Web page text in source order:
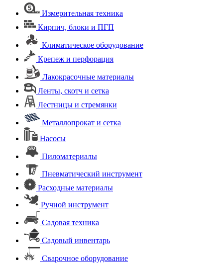
Измерительная техника
Кирпич, блоки и ПГП
Климатическое оборудование
Крепеж и перфорация
Лакокрасочные материалы
Ленты, скотч и сетка
Лестницы и стремянки
Металлопрокат и сетка
Насосы
Пиломатериалы
Пневматический инструмент
Расходные материалы
Ручной инструмент
Садовая техника
Садовый инвентарь
Сварочное оборудование